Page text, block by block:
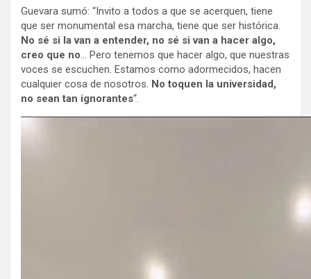
Guevara sumó: “Invito a todos a que se acerquen, tiene
que ser monumental esa marcha, tiene que ser histórica.
No sé si la van a entender, no sé si van a hacer algo,
creo que no… Pero tenemos que hacer algo, que nuestras
voces se escuchen. Estamos como adormecidos, hacen
cualquier cosa de nosotros. No toquen la universidad,
no sean tan ignorantes“.